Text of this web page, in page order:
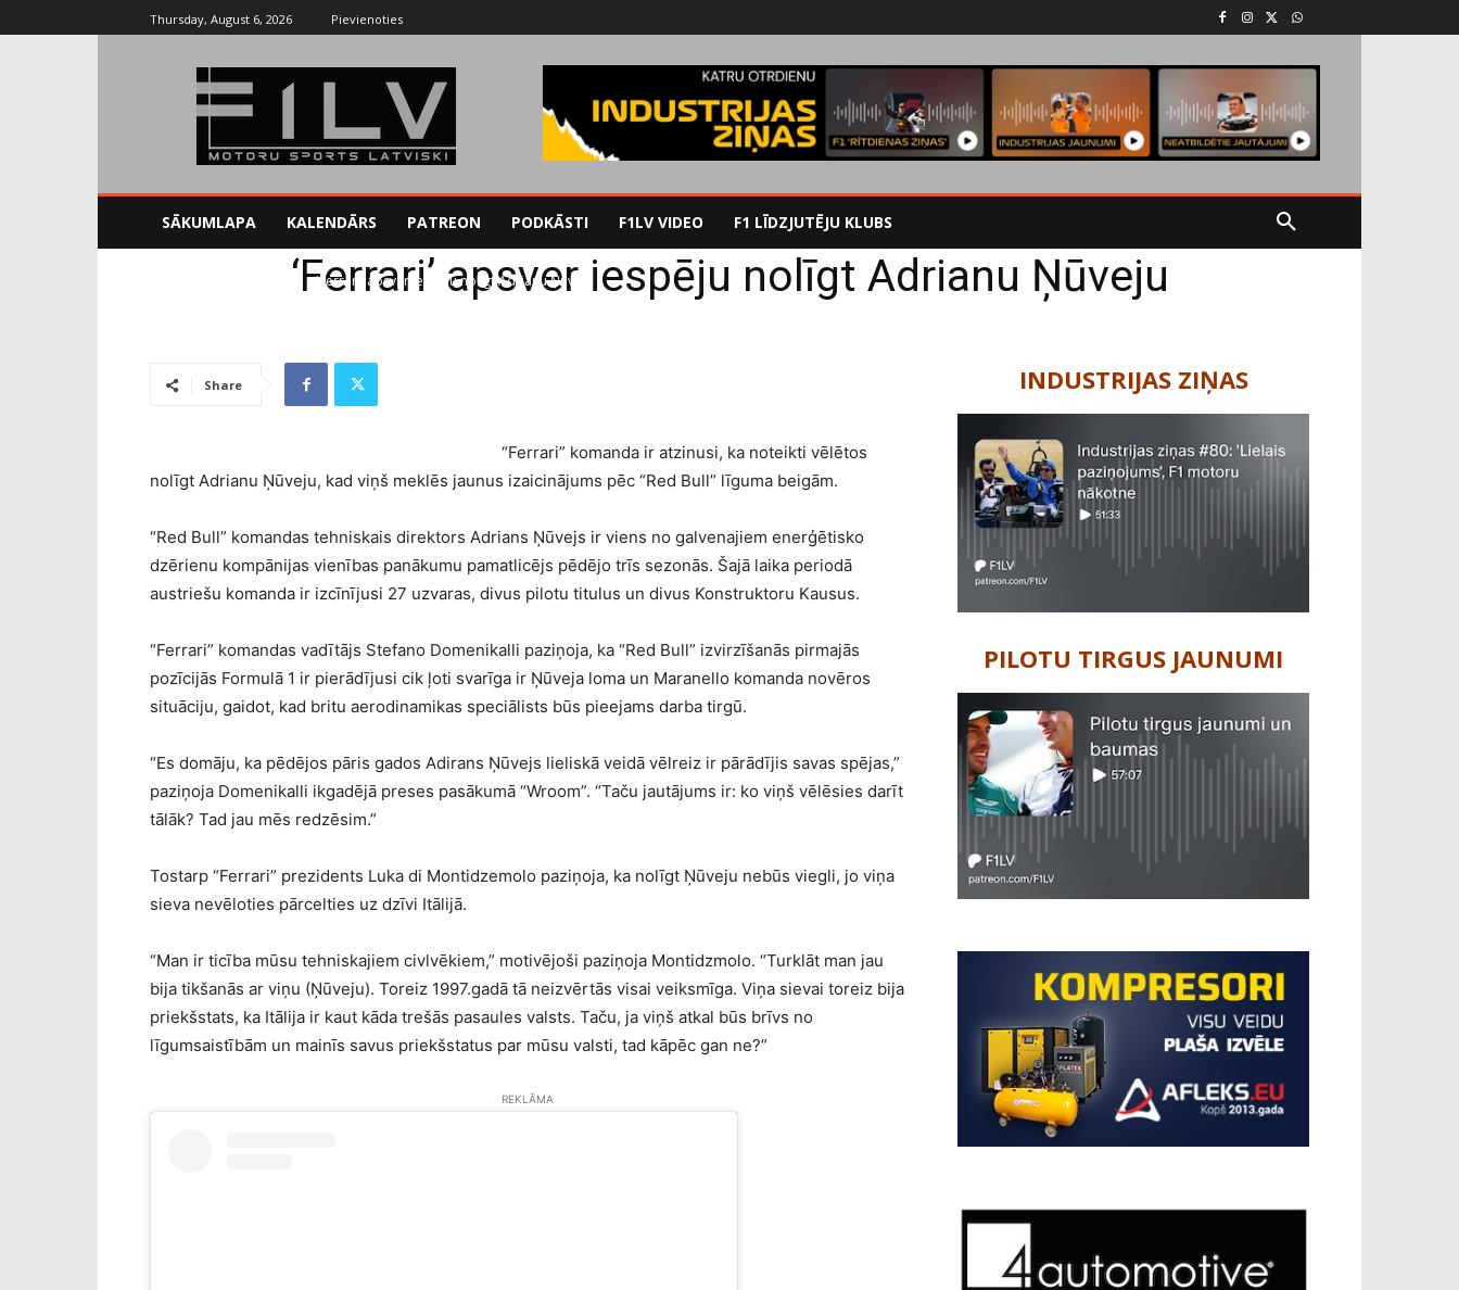
Thursday, August 6, 2026 Pievienoties
SĀKUMLAPA KALENDĀRS PATREON PODKĀSTI F1LV VIDEO F1 LĪDZJUTĒJU KLUBS
'Ferrari' apsver iespēju nolīgt Adrianu Ņūveju
‘Ferrari’ apsver iespēju nolīgt Adrianu Ņūveju
Share
“Ferrari” komanda ir atzinusi, ka noteikti vēlētos
nolīgt Adrianu Ņūveju, kad viņš meklēs jaunus izaicinājums pēc “Red Bull” līguma beigām.
“Red Bull” komandas tehniskais direktors Adrians Ņūvejs ir viens no galvenajiem enerģētisko
dzērienu kompānijas vienības panākumu pamatlicējs pēdējo trīs sezonās. Šajā laika periodā
austriešu komanda ir izcīnījusi 27 uzvaras, divus pilotu titulus un divus Konstruktoru Kausus.
“Ferrari” komandas vadītājs Stefano Domenikalli paziņoja, ka “Red Bull” izvirzīšanās pirmajās
pozīcijās Formulā 1 ir pierādījusi cik ļoti svarīga ir Ņūveja loma un Maranello komanda novēros
situāciju, gaidot, kad britu aerodinamikas speciālists būs pieejams darba tirgū.
“Es domāju, ka pēdējos pāris gados Adirans Ņūvejs lieliskā veidā vēlreiz ir pārādījis savas spējas,”
paziņoja Domenikalli ikgadējā preses pasākumā “Wroom”. “Taču jautājums ir: ko viņš vēlēsies darīt
tālāk? Tad jau mēs redzēsim.”
Tostarp “Ferrari” prezidents Luka di Montidzemolo paziņoja, ka nolīgt Ņūveju nebūs viegli, jo viņa
sieva nevēloties pārcelties uz dzīvi Itālijā.
“Man ir ticība mūsu tehniskajiem civlvēkiem,” motivējoši paziņoja Montidzmolo. “Turklāt man jau
bija tikšanās ar viņu (Ņūveju). Toreiz 1997.gadā tā neizvērtās visai veiksmīga. Viņa sievai toreiz bija
priekšstats, ka Itālija ir kaut kāda trešās pasaules valsts. Taču, ja viņš atkal būs brīvs no
līgumsaistībām un mainīs savus priekšstatus par mūsu valsti, tad kāpēc gan ne?”
REKLĀMA
INDUSTRIJAS ZIŅAS
PILOTU TIRGUS JAUNUMI